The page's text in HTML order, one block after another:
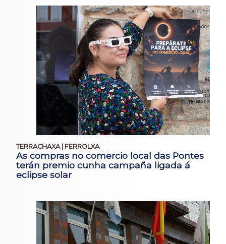
TERRACHAXA | FERROLXA
As compras no comercio local das Pontes
terán premio cunha campaña ligada á
eclipse solar